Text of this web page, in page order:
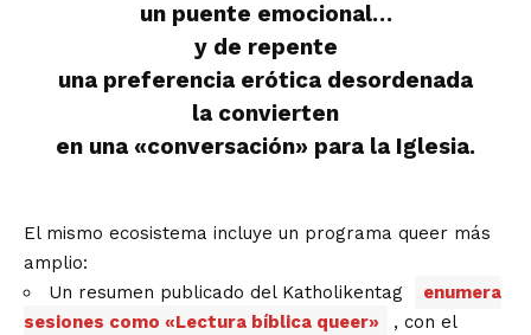
un puente emocional…
y de repente
una preferencia erótica desordenada
la convierten
en una «conversación» para la Iglesia.
El mismo ecosistema incluye un programa queer más
amplio:
Un resumen publicado del Katholikentag
enumera
sesiones como «Lectura bíblica queer»
, con el